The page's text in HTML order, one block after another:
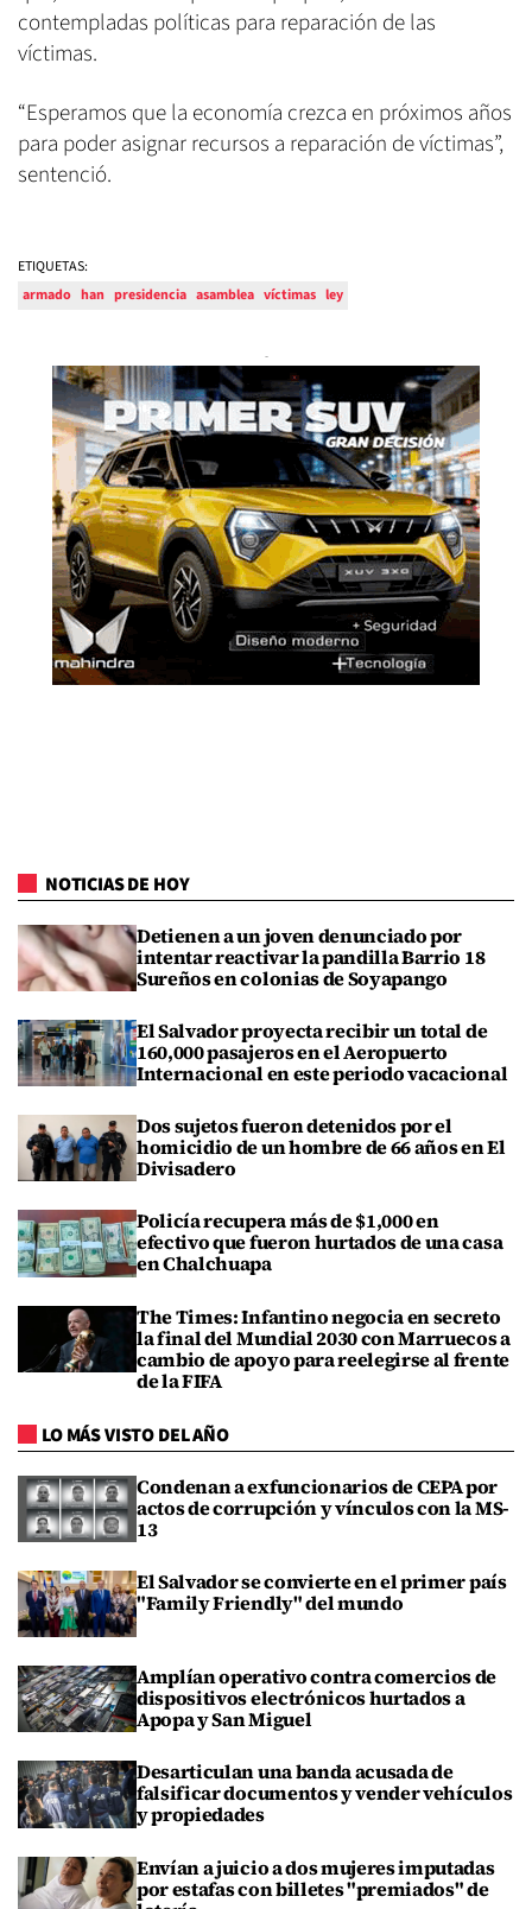
contempladas políticas para reparación de las
víctimas.
“Esperamos que la economía crezca en próximos años
para poder asignar recursos a reparación de víctimas”,
sentenció.
ETIQUETAS:
armado han presidencia asamblea víctimas ley
NOTICIAS DE HOY
Detienen a un joven denunciado por
intentar reactivar la pandilla Barrio 18
Sureños en colonias de Soyapango
El Salvador proyecta recibir un total de
160,000 pasajeros en el Aeropuerto
Internacional en este periodo vacacional
Dos sujetos fueron detenidos por el
homicidio de un hombre de 66 años en El
Divisadero
Policía recupera más de $1,000 en
efectivo que fueron hurtados de una casa
en Chalchuapa
The Times: Infantino negocia en secreto
la final del Mundial 2030 con Marruecos a
cambio de apoyo para reelegirse al frente
de la FIFA
LO MÁS VISTO DEL AÑO
Condenan a exfuncionarios de CEPA por
actos de corrupción y vínculos con la MS-
13
El Salvador se convierte en el primer país
"Family Friendly" del mundo
Amplían operativo contra comercios de
dispositivos electrónicos hurtados a
Apopa y San Miguel
Desarticulan una banda acusada de
falsificar documentos y vender vehículos
y propiedades
Envían a juicio a dos mujeres imputadas
por estafas con billetes "premiados" de